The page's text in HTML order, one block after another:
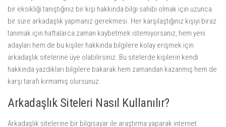
bir eksikliği tanıştığınız bir kişi hakkında bilgi sahibi olmak için uzunca
bir süre arkadaşlık yapmanız gerekmesi. Her karşılaştığınız kişiyi biraz
tanımak için haftalarca zaman kaybetmek istemiyorsanız, hem yeni
adayları hem de bu kişiler hakkında bilgilere kolay erişmek için
arkadaşlık sitelerine üye olabilirsiniz. Bu sitelerde kişilerin kendi
hakkında yazdıkları bilgilere bakarak hem zamandan kazanmış hem de
karşı tarafı kırmamış olursunuz.
Arkadaşlık Siteleri Nasıl Kullanılır?
Arkadaşlık sitelerine bir bilgisayar ile araştırma yaparak internet